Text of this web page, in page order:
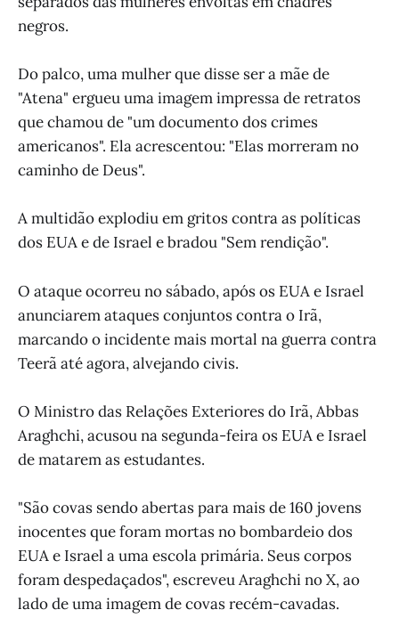
negros.
Do palco, uma mulher que disse ser a mãe de
"Atena" ergueu uma imagem impressa de retratos
que chamou de "um documento dos crimes
americanos". Ela acrescentou: "Elas morreram no
caminho de Deus".
A multidão explodiu em gritos contra as políticas
dos EUA e de Israel e bradou "Sem rendição".
O ataque ocorreu no sábado, após os EUA e Israel
anunciarem ataques conjuntos contra o Irã,
marcando o incidente mais mortal na guerra contra
Teerã até agora, alvejando civis.
O Ministro das Relações Exteriores do Irã, Abbas
Araghchi, acusou na segunda-feira os EUA e Israel
de matarem as estudantes.
"São covas sendo abertas para mais de 160 jovens
inocentes que foram mortas no bombardeio dos
EUA e Israel a uma escola primária. Seus corpos
foram despedaçados", escreveu Araghchi no X, ao
lado de uma imagem de covas recém-cavadas.